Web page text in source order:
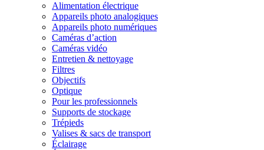
Alimentation électrique
Appareils photo analogiques
Appareils photo numériques
Caméras d’action
Caméras vidéo
Entretien & nettoyage
Filtres
Objectifs
Optique
Pour les professionnels
Supports de stockage
Trépieds
Valises & sacs de transport
Éclairage